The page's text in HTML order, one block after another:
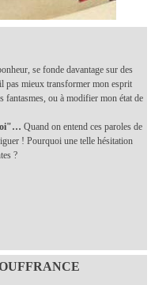
se fonde davantage sur des
pas mieux transformer mon esprit
fantasmes, ou à modifier mon état de
Quand on entend ces paroles de
! Pourquoi une telle hésitation
?